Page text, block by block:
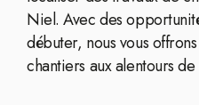
Niel. Avec des
débuter, nous vous
chantiers aux alentours